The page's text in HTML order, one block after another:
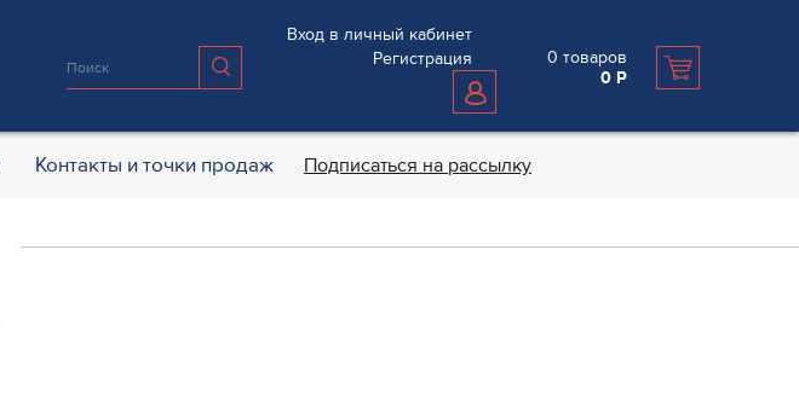
Вход в личный кабинет
Регистрация
0 товаров
0 Р
Контакты и точки продаж Подписаться на рассылку